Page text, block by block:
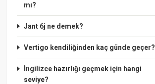
mı?
Jant 6j ne demek?
Vertigo kendiliğinden kaç günde geçer?
İngilizce hazırlığı geçmek için hangi
seviye?